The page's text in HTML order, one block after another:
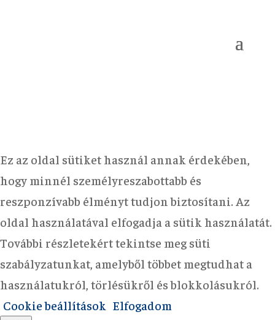
Ez az oldal sütiket használ annak érdekében,
hogy minnél személyreszabottabb és
reszponzívabb élményt tudjon biztosítani. Az
oldal használatával elfogadja a sütik használatát.
További részletekért tekintse meg süti
szabályzatunkat, amelyből többet megtudhat a
használatukról, törlésükről és blokkolásukról.
Cookie beállítások Elfogadom